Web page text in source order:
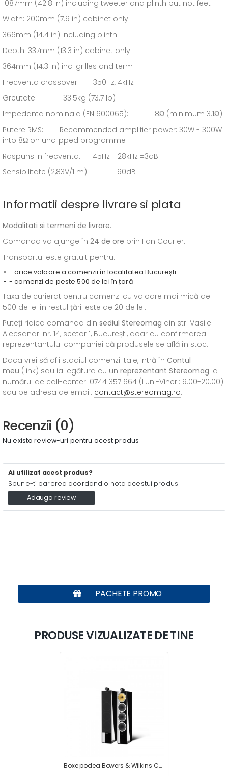
1087mm (42.8 in) including tweeter and plinth but not feet
Width: 200mm (7.9 in) cabinet only
366mm (14.4 in) including plinth
Depth: 337mm (13.3 in) cabinet only
364mm (14.3 in) inc. grilles and term
Frecventa crossover: 350Hz, 4kHz
Greutate: 33.5kg (73.7 lb)
Impedanta nominala (EN 600065): 8Ω (minimum 3.1Ω)
Putere RMS: Recommended amplifier power: 30W - 300W
into 8Ω on unclipped programme
Raspuns in frecventa: 45Hz - 28kHz ±3dB
Sensibilitate (2,83V/1 m): 90dB
Informatii despre livrare si plata
Modalitati si termeni de livrare:
Comanda va ajunge în 24 de ore prin Fan Courier.
Transportul este gratuit pentru:
- orice valoare a comenzii în localitatea București
- comenzi de peste 500 de lei în țară
Taxa de curierat pentru comenzi cu valoare mai mică de
500 de lei în restul țării este de 20 de lei.
Puteți ridica comanda din sediul Stereomag din str. Vasile
Alecsandri nr. 14, sector 1, București, doar cu confirmarea
reprezentantului companiei că produsele se află în stoc.
Daca vrei să afli stadiul comenzii tale, intră în Contul
meu (link) sau ia legătura cu un reprezentant Stereomag la
numărul de call-center: 0744 357 664 (Luni-Vineri: 9.00-20.00)
sau pe adresa de email: contact@stereomag.ro.
Recenzii (0)
Nu exista review-uri pentru acest produs
Ai utilizat acest produs?
Spune-ti parerea acordand o nota acestui produs
Adauga review
PACHETE PROMO
PRODUSE VIZUALIZATE DE TINE
Boxe podea Bowers & Wilkins CM 10 S2